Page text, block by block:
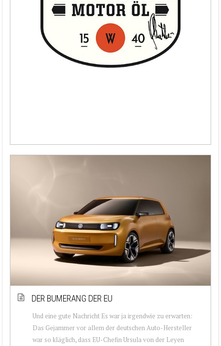
DER BUMERANG DER EU
Und eine gute Nachricht Es war ja irgendwie zu erwarten:
Das Gejammer vor allem der deutschen Auto-Hersteller
war so kläglich, dass EU-Chefin Ursula von der Leyen